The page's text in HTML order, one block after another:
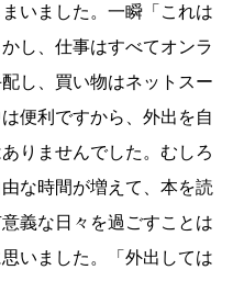
いました。一瞬「これは
し、仕事はすべてオンラ
し、買い物はネットスー
便利ですから、外出を自
りませんでした。むしろ
な時間が増えて、本を読
義な日々を過ごすことは
いました。「外出しては